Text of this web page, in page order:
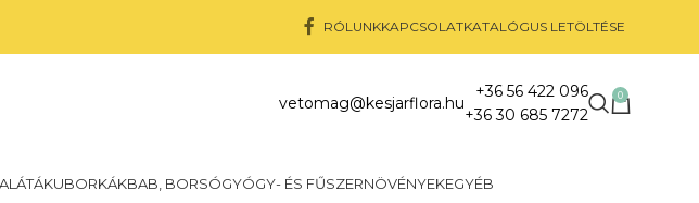
RÓLUNKKAPCSOLATKATALÓGUS LETÖLTÉSE
vetomag@kesjarflora.hu
+36 56 422 096
+36 30 685 7272
0
UBORKÁKBAB, BORSÓGYÓGY- ÉS FŰSZERNÖVÉNYEKEGYÉB